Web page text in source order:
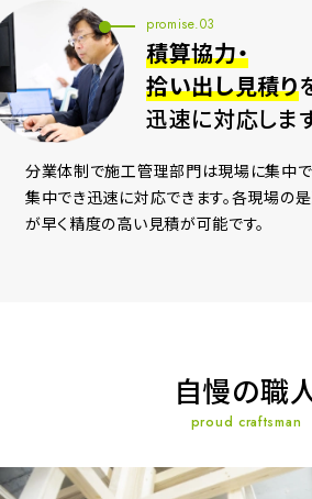
promise.03
積算協力・
拾い出し見積り
迅速に対応しま
分業体制で施工管理部門は現場に集中
集中でき迅速に対応できます。各現場の
が早く精度の高い見積が可能です。
自慢の職
proud craftsman